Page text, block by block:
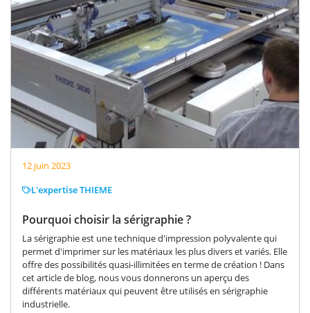
Pourquoi choisir la sérigraphie ?
12 juin 2023
L'expertise THIEME
La sérigraphie est une technique d'impression polyvalente qui
permet d'imprimer sur les matériaux les plus divers et variés. Elle
offre des possibilités quasi-illimitées en terme de création ! Dans
cet article de blog, nous vous donnerons un aperçu des
différents matériaux qui peuvent être utilisés en sérigraphie
industrielle.